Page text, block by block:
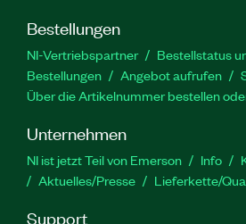
Bestellungen
NI-Vertriebspartner
Bestellstatus
Bestellungen
Angebot aufrufen
Über die Artikelnummer bestellen
Unternehmen
NI ist jetzt Teil von Emerson Info
Aktuelles/Presse
Lieferkette/
Support